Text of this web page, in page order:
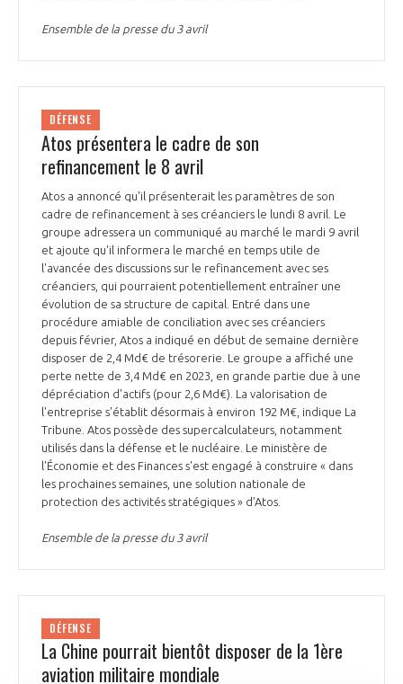
Ensemble de la presse du 3 avril
DÉFENSE
Atos présentera le cadre de son
refinancement le 8 avril
Atos a annoncé qu'il présenterait les paramètres de son
cadre de refinancement à ses créanciers le lundi 8 avril. Le
groupe adressera un communiqué au marché le mardi 9 avril
et ajoute qu'il informera le marché en temps utile de
l'avancée des discussions sur le refinancement avec ses
créanciers, qui pourraient potentiellement entraîner une
évolution de sa structure de capital. Entré dans une
procédure amiable de conciliation avec ses créanciers
depuis février, Atos a indiqué en début de semaine dernière
disposer de 2,4 Md€ de trésorerie. Le groupe a affiché une
perte nette de 3,4 Md€ en 2023, en grande partie due à une
dépréciation d'actifs (pour 2,6 Md€). La valorisation de
l'entreprise s'établit désormais à environ 192 M€, indique La
Tribune. Atos possède des supercalculateurs, notamment
utilisés dans la défense et le nucléaire. Le ministère de
l'Économie et des Finances s'est engagé à construire « dans
les prochaines semaines, une solution nationale de
protection des activités stratégiques » d’Atos.
Ensemble de la presse du 3 avril
DÉFENSE
La Chine pourrait bientôt disposer de la 1ère
aviation militaire mondiale